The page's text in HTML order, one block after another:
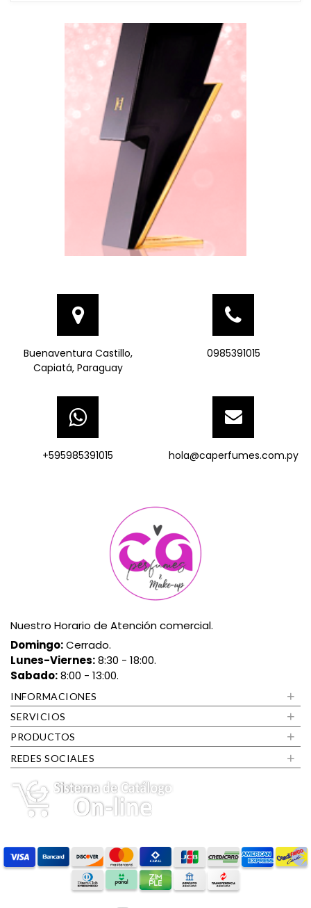
Buenaventura Castillo,
Capiatá, Paraguay
0985391015
+595985391015 hola@caperfumes.com.py
Nuestro Horario de Atención comercial.
Domingo:Cerrado.
Lunes-Viernes:8:30 - 18:00.
Sabado:8:00 - 13:00.
INFORMACIONES +
SERVICIOS +
PRODUCTOS +
REDES SOCIALES +